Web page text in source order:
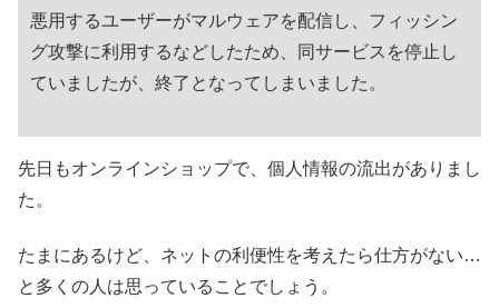
悪用するユーザーがマルウェアを配信し、フィッシン
グ攻撃に利用するなどしたため、同サービスを停止し
ていましたが、終了となってしまいました。
先日もオンラインショップで、個人情報の流出がありまし
た。
たまにあるけど、ネットの利便性を考えたら仕方がない…
と多くの人は思っていることでしょう。